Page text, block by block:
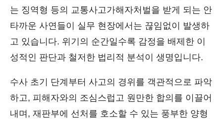
는 징역형 등의 교통사고가해자처벌을 받게 되는 안
타까운 사연들이 실무 현장에서는 끊임없이 발생하
고 있습니다. 위기의 순간일수록 감정을 배제한 이
성적인 판단과 철저한 법리적 분석이 생명입니다.
수사 초기 단계부터 사고의 경위를 객관적으로 파악
하고, 피해자와의 조심스럽고 원만한 합의를 이끌어
내며, 재판부에 선처를 호소할 수 있는 풍부한 양형